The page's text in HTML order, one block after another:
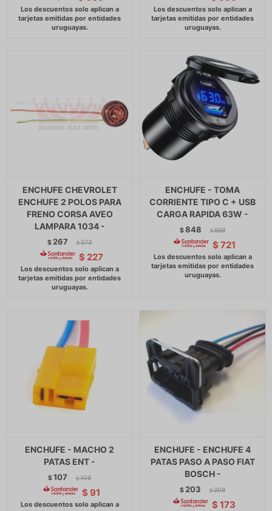
ENCHUFE CHEVROLET
ENCHUFE 2 POLOS PARA
FRENO CORSA AVEO
LAMPARA 1034 -
$ 267 $ 273
$ 227
ENCHUFE - TOMA
CORRIENTE TIPO C + USB
CARGA RAPIDA 63W -
$848 $ 869
$ 721
ENCHUFE - MACHO 2
PATAS ENT -
$107 $ 109
$ 91
ENCHUFE - ENCHUFE 4
PATAS PASO A PASO FIAT
BOSCH -
$ 203 $ 208
$ 173